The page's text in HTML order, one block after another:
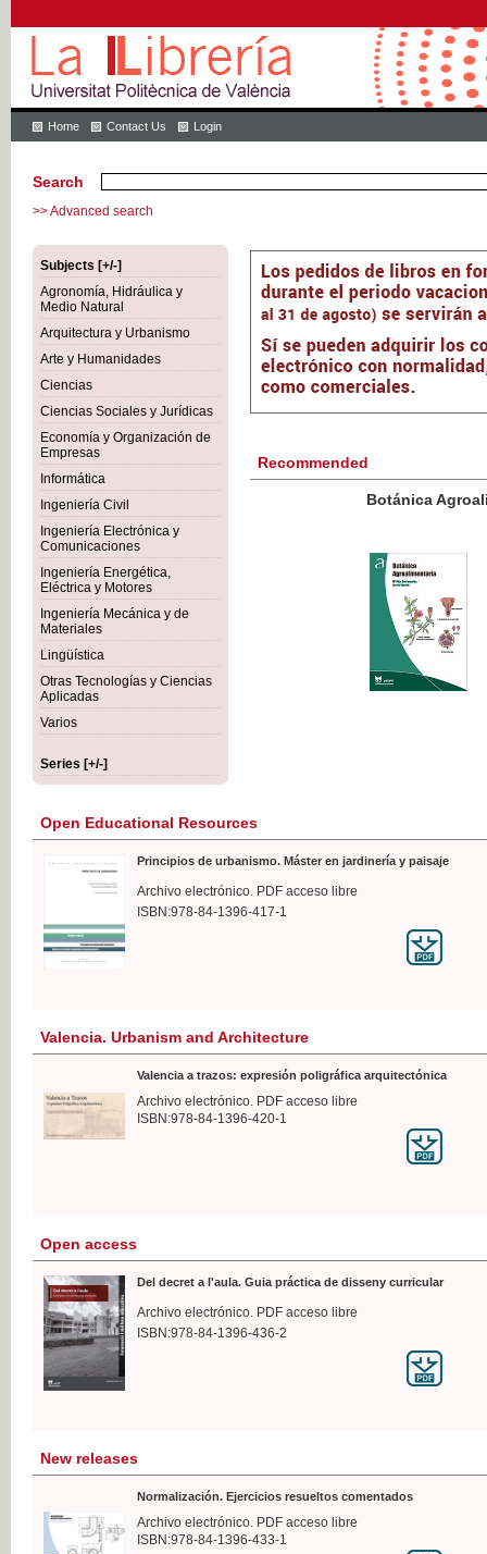
Home Contact Us Login
Search
>> Advanced search
Subjects [+/-]
Agronomía, Hidráulica y
Medio Natural
Arquitectura y Urbanismo
Arte y Humanidades
Ciencias
Ciencias Sociales y Jurídicas
Economía y Organización de
Empresas
Informática
Ingeniería Civil
Ingeniería Electrónica y
Comunicaciones
Ingeniería Energética,
Eléctrica y Motores
Ingeniería Mecánica y de
Materiales
Lingüística
Otras Tecnologías y Ciencias
Aplicadas
Varios
Series [+/-]
Recommended
Botánica Agroalimentaria
VAT
Open Educational Resources
Principios de urbanismo. Máster en jardinería y paisaje
Archivo electrónico. PDF acceso libre
ISBN:978-84-1396-417-1
Valencia. Urbanism and Architecture
Valencia a trazos: expresión poligráfica arquitectónica
Archivo electrónico. PDF acceso libre
ISBN:978-84-1396-420-1
Open access
Del decret a l'aula. Guia práctica de disseny curricular
Archivo electrónico. PDF acceso libre
ISBN:978-84-1396-436-2
New releases
Normalización. Ejercicios resueltos comentados
Archivo electrónico. PDF acceso libre
ISBN:978-84-1396-433-1